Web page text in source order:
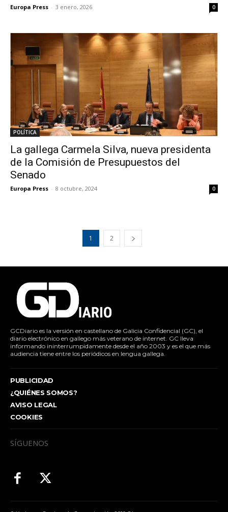
Europa Press - 3 enero, 2026 0
POLÍTICA
La gallega Carmela Silva, nueva presidenta
de la Comisión de Presupuestos del
Senado
Europa Press - 8 octubre, 2024 0
1 2
GCDiario es la versión en castellano de Galicia Confidencial (GC), el
diario electrónico en gallego más veterano de internet. GC lleva
informando ininterrumpidamente desde el año 2003 y es el que más
audiencia tiene entre los periódicos en lengua gallega.
PUBLICIDAD
¿QUIÉNES SOMOS?
AVISO LEGAL
COOKIES
SÍGUENOS